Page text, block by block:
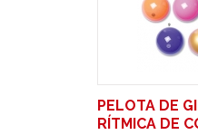
PELOTA DE
RÍTMICA DE